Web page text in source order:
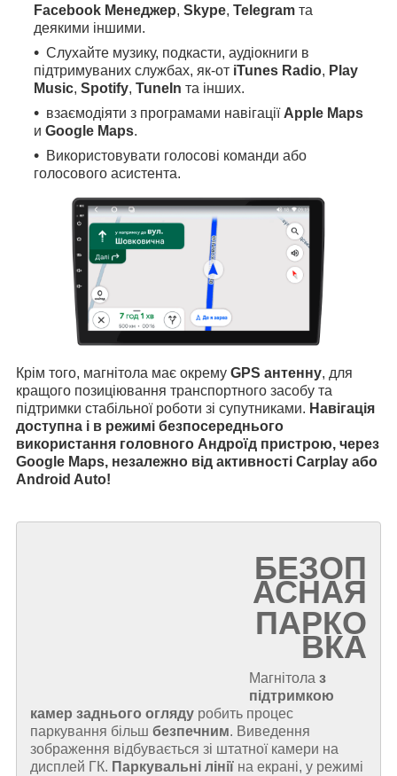
Facebook Менеджер, Skype, Telegram та
деякими іншими.
Слухайте музику, подкасти, аудіокниги в
підтримуваних службах, як-от iTunes Radio, Play
Music, Spotify, TuneIn та інших.
взаємодіяти з програмами навігації Apple Maps
и Google Maps.
Використовувати голосові команди або
голосового асистента.
Крім того, магнітола має окрему GPS антенну, для
кращого позиціювання транспортного засобу та
підтримки стабільної роботи зі супутниками. Навігація
доступна і в режимі безпосереднього
використання головного Андроїд пристрою, через
Google Maps, незалежно від активності Carplay або
Android Auto!
БЕЗОП
АСНАЯ
ПАРКО
ВКА
Магнітола з
підтримкою
камер заднього огляду робить процес
паркування більш безпечним. Виведення
зображення відбувається зі штатної камери на
дисплей ГК. Паркувальні лінії на екрані, у режимі